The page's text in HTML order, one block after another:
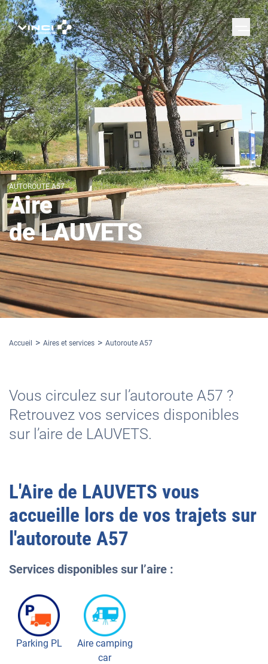
AUTOROUTE A57
Aire
de LAUVETS
Accueil Aires et services Autoroute A57
Vous circulez sur l’autoroute A57 ?
Retrouvez vos services disponibles
sur l’aire de LAUVETS.
L'Aire de LAUVETS vous
accueille lors de vos trajets sur
l'autoroute A57
Services disponibles sur l’aire :
Parking PL
Aire camping
car